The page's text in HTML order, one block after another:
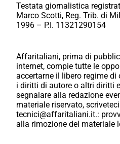
Testata giornalistica
Marco Scotti, Reg. Trib. di
1996 – P.I. 11321290154
Affaritaliani, prima di
internet, compie tutte le
accertarne il libero regime
i diritti di autore o altri diritti
segnalare alla redazione
materiale riservato,
tecnici@affaritaliani.it.:
alla rimozione del materiale